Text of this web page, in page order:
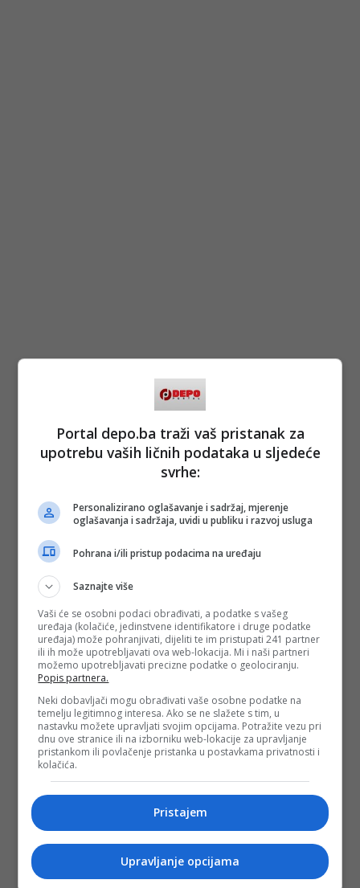
Portal depo.ba traži vaš pristanak za
upotrebu vaših ličnih podataka u sljedeće
svrhe:
Personalizirano oglašavanje i sadržaj, mjerenje
oglašavanja i sadržaja, uvidi u publiku i razvoj usluga
Pohrana i/ili pristup podacima na uređaju
Saznajte više
Vaši će se osobni podaci obrađivati, a podatke s vašeg
uređaja (kolačiće, jedinstvene identifikatore i druge podatke
uređaja) može pohranjivati, dijeliti te im pristupati 241 partner
ili ih može upotrebljavati ova web-lokacija. Mi i naši partneri
možemo upotrebljavati precizne podatke o geolociranju.
Popis partnera.
Neki dobavljači mogu obrađivati vaše osobne podatke na
temelju legitimnog interesa. Ako se ne slažete s tim, u
nastavku možete upravljati svojim opcijama. Potražite vezu pri
dnu ove stranice ili na izborniku web-lokacije za upravljanje
pristankom ili povlačenje pristanka u postavkama privatnosti i
kolačića.
Pristajem
Upravljanje opcijama